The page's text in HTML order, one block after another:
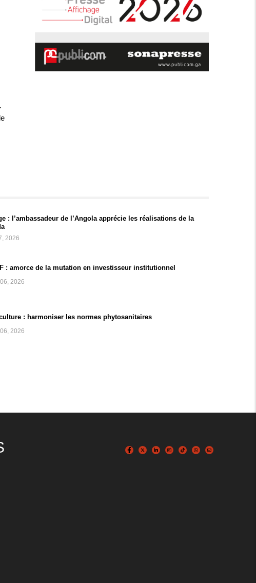
: l’ambassadeur de l’Angola apprécie les réalisations de la
2026
: amorce de la mutation en investisseur institutionnel
2026
: harmoniser les normes phytosanitaires
2026